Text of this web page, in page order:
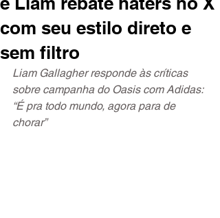
com seu estilo direto e
sem filtro
Liam Gallagher responde às críticas
sobre campanha do Oasis com Adidas:
“É pra todo mundo, agora para de
chorar”